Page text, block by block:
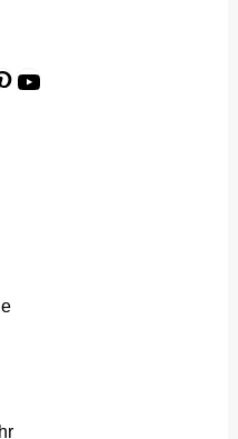
YouTube